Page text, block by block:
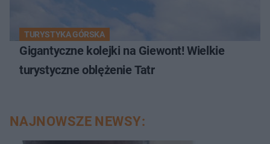
TURYSTYKA GÓRSKA
Gigantyczne kolejki na Giewont! Wielkie
turystyczne oblężenie Tatr
NAJNOWSZE NEWSY: